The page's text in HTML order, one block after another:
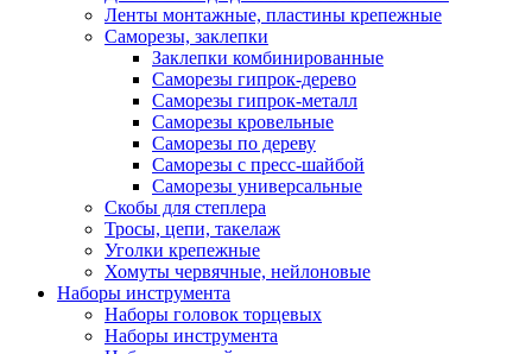
Ленты монтажные, пластины крепежные
Саморезы, заклепки
Заклепки комбинированные
Саморезы гипрок-дерево
Саморезы гипрок-металл
Саморезы кровельные
Саморезы по дереву
Саморезы с пресс-шайбой
Саморезы универсальные
Скобы для степлера
Тросы, цепи, такелаж
Уголки крепежные
Хомуты червячные, нейлоновые
Наборы инструмента
Наборы головок торцевых
Наборы инструмента